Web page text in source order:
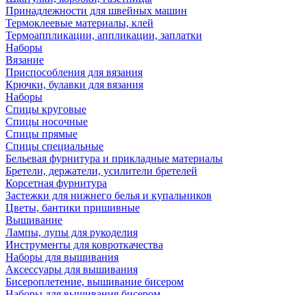
Принадлежности для швейных машин
Термоклеевые материалы, клей
Термоаппликации, аппликации, заплатки
Наборы
Вязание
Приспособления для вязания
Крючки, булавки для вязания
Наборы
Спицы круговые
Спицы носочные
Спицы прямые
Спицы специальные
Бельевая фурнитура и прикладные материалы
Бретели, держатели, усилители бретелей
Корсетная фурнитура
Застежки для нижнего белья и купальников
Цветы, бантики пришивные
Вышивание
Лампы, лупы для рукоделия
Инструменты для ковроткачества
Наборы для вышивания
Аксессуары для вышивания
Бисероплетение, вышивание бисером